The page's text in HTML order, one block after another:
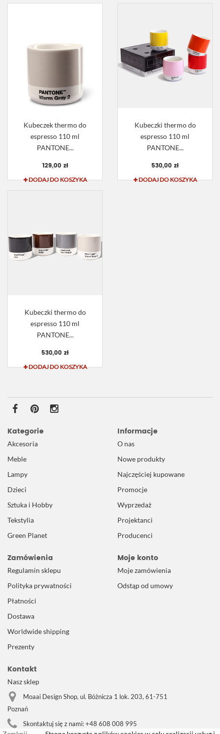
Kubeczek thermo do
espresso 110 ml
PANTONE...
129,00 zł
DODAJ DO KOSZYKA
Kubeczki thermo do
espresso 110 ml
PANTONE...
530,00 zł
DODAJ DO KOSZYKA
Kubeczki thermo do
espresso 110 ml
PANTONE...
530,00 zł
DODAJ DO KOSZYKA
Kategorie
Akcesoria
Meble
Lampy
Dzieci
Sztuka i Hobby
Tekstylia
Green Planet
Informacje
O nas
Nowe produkty
Najczęściej kupowane
Promocje
Wyprzedaż
Projektanci
Producenci
Zamówienia
Regulamin sklepu
Polityka prywatności
Płatności
Dostawa
Worldwide shipping
Prezenty
Moje konto
Moje zamówienia
Odstąp od umowy
Kontakt
Nasz sklep
Moaai Design Shop, ul. Bóżnicza 1 lok. 203, 61-751
Poznań
Skontaktuj się z nami:+48 608 008 995